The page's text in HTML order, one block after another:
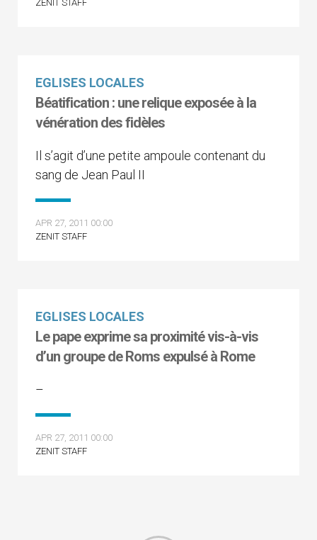
ZENIT STAFF
EGLISES LOCALES
Béatification : une relique exposée à la
vénération des fidèles
Il s’agit d’une petite ampoule contenant du
sang de Jean Paul II
APR 27, 2011 00:00
ZENIT STAFF
EGLISES LOCALES
Le pape exprime sa proximité vis-à-vis
d’un groupe de Roms expulsé à Rome
–
APR 27, 2011 00:00
ZENIT STAFF